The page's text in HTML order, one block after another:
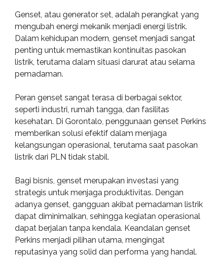
Genset, atau generator set, adalah perangkat yang
mengubah energi mekanik menjadi energi listrik.
Dalam kehidupan modern, genset menjadi sangat
penting untuk memastikan kontinuitas pasokan
listrik, terutama dalam situasi darurat atau selama
pemadaman.
Peran genset sangat terasa di berbagai sektor,
seperti industri, rumah tangga, dan fasilitas
kesehatan. Di Gorontalo, penggunaan genset Perkins
memberikan solusi efektif dalam menjaga
kelangsungan operasional, terutama saat pasokan
listrik dari PLN tidak stabil.
Bagi bisnis, genset merupakan investasi yang
strategis untuk menjaga produktivitas. Dengan
adanya genset, gangguan akibat pemadaman listrik
dapat diminimalkan, sehingga kegiatan operasional
dapat berjalan tanpa kendala. Keandalan genset
Perkins menjadi pilihan utama, mengingat
reputasinya yang solid dan performa yang handal.